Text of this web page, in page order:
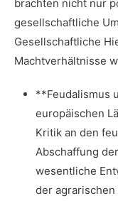
brachten nicht nur
gesellschaftliche
Gesellschaftliche⁣
Machtverhältnisse
**Feudalismus
europäischen‌
Kritik an ‌den
Abschaffung
wesentliche
der